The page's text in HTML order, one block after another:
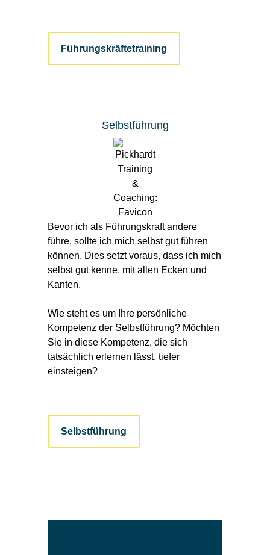
Führungs­kräfte­training
Selbstführung
Bevor ich als Führungs­kraft andere
führe, sollte ich mich selbst gut führen
können. Dies setzt voraus, dass ich mich
selbst gut kenne, mit allen Ecken und
Kanten.
Wie steht es um Ihre persönliche
Kompetenz der Selbst­führung? Möchten
Sie in diese Kompetenz, die sich
tatsächlich erlernen lässt, tiefer
einsteigen?
Selbstführung